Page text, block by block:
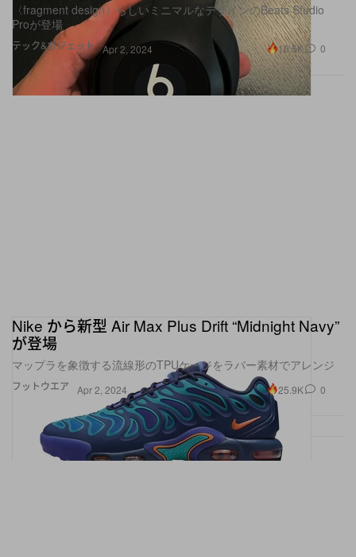
テック&ガジェット
〈fragment design〉らしいミニマルなデザインのBeats Studio
Proが登場
Apr 2, 2024 10.5K 0
フットウエア
Nike から新型 Air Max Plus Drift “Midnight Navy”
が登場
マップラを象徴する流線形のTPUケージをラバー素材でアレンジ
Apr 2, 2024 25.9K 0